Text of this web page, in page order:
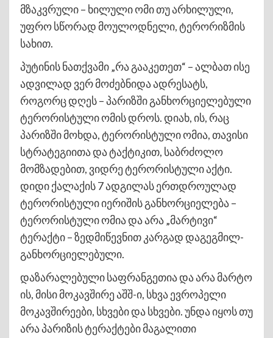
მზაკვრული – ხილული ომი თუ არხილული,
უფრო სწორად მოულოდნელი, ტერორიზმის
სახით.
პუტინის ნათქვამი „რა გააკეთეთ“ – ალბათ ისე
ადვილად ვერ მოძებნიდა ადრესატს,
როგორც დღეს – პარიზში განხორციელებული
ტერორისტული ომის დროს. დიახ, ის, რაც
პარიზში მოხდა, ტერორისტული ომია, თავისი
სტრატეგიითა და ტაქტიკით, საბრძოლო
მომზადებით, ვიდრე ტერორისტული აქტი.
დიდი ქალაქის 7 ადგილას ერთდროულად
ტერორისტული იერიშის განხორციელება –
ტერორისტული ომია და არა „მარტივი“
ტერაქტი – ზედმიწევნით კარგად დაგეგმილ-
განხორციელებული.
დაზარალებული საფრანგეთია და არა მარტო
ის, მისი მოკავშირე აშშ-ი, სხვა ევროპელი
მოკავშირეები, სხვები და სხვები. უნდა იყოს თუ
არა პარიზის ტერაქტები მაგალითი